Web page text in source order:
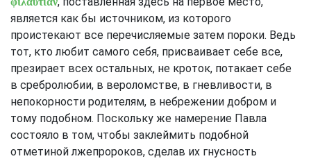
является как бы источником, из которого
проистекают все перечисляемые затем пороки. Ведь
тот, кто любит самого себя, присваивает себе все,
презирает всех остальных, не кроток, потакает себе
в сребролюбии, в вероломстве, в гневливости, в
непокорности родителям, в небрежении добром и
тому подобном. Поскольку же намерение Павла
состояло в том, чтобы заклеймить подобной
отметиной лжепророков, сделав их гнусность